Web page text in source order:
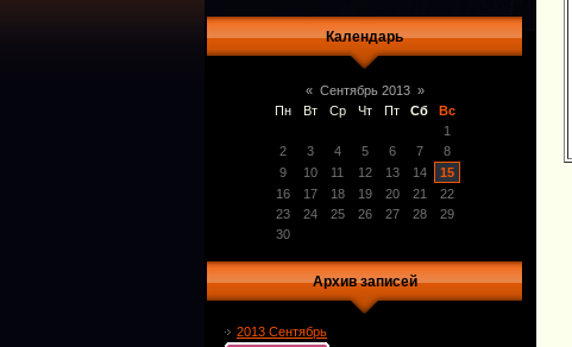
Календарь
« Сентябрь 2013 »
Пн
Вт Ср Чт Пт Сб
Вс
1
2
3 4 5 6 7
8
9
10 11 12 13 14
15
16
17 18 19 20 21
22
23
24 25 26 27 28
29
30
Архив записей
2013 Сентябрь